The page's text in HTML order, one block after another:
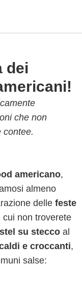
dei
che non
contee.
americano,
almeno
delle feste
cui non troverete
su stecco al
e croccanti,
salse: